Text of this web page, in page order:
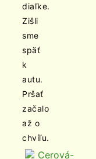
diaľke.
Zišli
sme
späť
k
autu.
Pršať
začalo
až o
chvíľu.